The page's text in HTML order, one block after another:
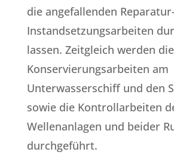
die angefallenden
Instandsetzungsarbeiten
lassen. Zeitgleich werden die
Konservierungsarbeiten am
Unterwasserschiff und den
sowie die Kontrollarbeiten
Wellenanlagen und beider
durchgeführt.